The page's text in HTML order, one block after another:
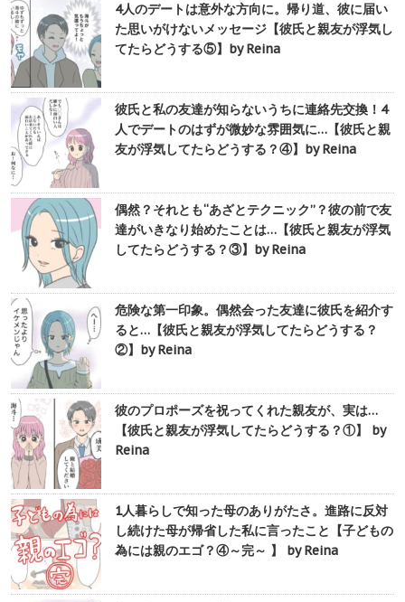
4人のデートは意外な方向に。帰り道、彼に届い
た思いがけないメッセージ【彼氏と親友が浮気し
てたらどうする⑤】by Reina
彼氏と私の友達が知らないうちに連絡先交換！4
人でデートのはずが微妙な雰囲気に…【彼氏と親
友が浮気してたらどうする？④】by Reina
偶然？それとも“あざとテクニック”？彼の前で友
達がいきなり始めたことは…【彼氏と親友が浮気
してたらどうする？③】by Reina
危険な第一印象。偶然会った友達に彼氏を紹介す
ると…【彼氏と親友が浮気してたらどうする？
②】by Reina
彼のプロポーズを祝ってくれた親友が、実は…
【彼氏と親友が浮気してたらどうする？①】 by
Reina
1人暮らしで知った母のありがたさ。進路に反対
し続けた母が帰省した私に言ったこと【子どもの
為には親のエゴ？④～完～ 】 by Reina